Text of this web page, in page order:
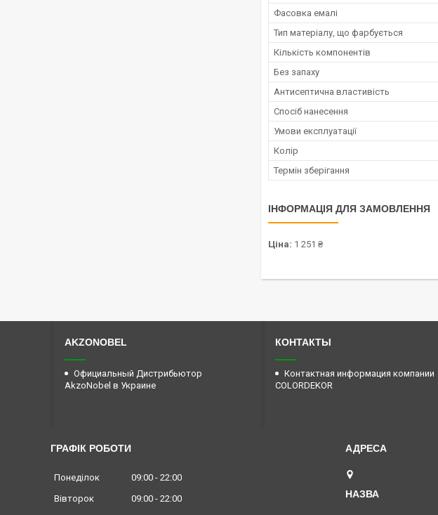
Фасовка емалі
Тип матеріалу, що фарбується
Кількість компонентів
Без запаху
Антисептична властивість
Спосіб нанесення
Умови експлуатації
Колір
Термін зберігання
ІНФОРМАЦІЯ ДЛЯ ЗАМОВЛЕННЯ
Ціна: 1 251 ₴
AKZONOBEL
Официальный Дистрибьютор
AkzoNobel в Украине
КОНТАКТЫ
Контактная информация компании
COLORDEKOR
ГРАФІК РОБОТИ
Понеділок 09:00
22:00
Вівторок
09:00
22:00